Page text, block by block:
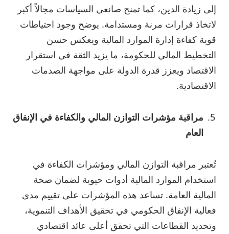
إلى زيادة الدين، كما تمنح صانعي السياسات مجالاً أكبر
لاتخاذ قرارات مرنة ومستدامة. يوضح وجود احتياطات
قوية كفاءة إدارة الموارد المالية ويعكس حسن
التخطيط المالي للحكومة، ما يزيد الثقة في استقرار
الاقتصاد ويعزز قدرة الدولة على مواجهة الصدمات
الاقتصادية.
مراقبة مؤشرات التوازن المالي والكفاءة في الإنفاق
العام
تُعتبر مراقبة التوازن المالي ومؤشرات الكفاءة في
استخدام الموارد المالية أدوات حيوية لضمان صحة
المالية العامة. تساعد هذه المؤشرات على تقييم مدى
فعالية الإنفاق الحكومي في تحقيق الأهداف التنموية،
وتحديد القطاعات التي تحقق أعلى عائد اقتصادي